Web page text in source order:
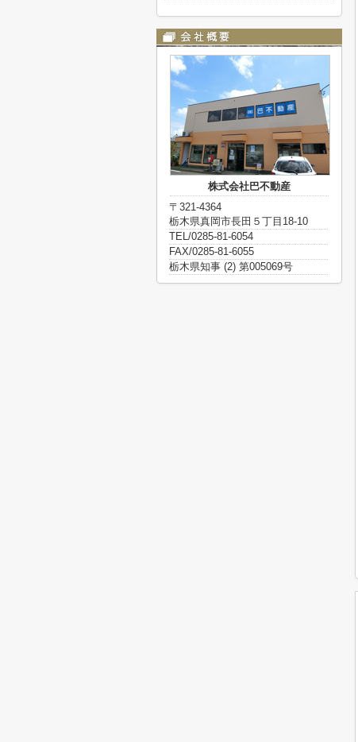
株式会社巴不動産
〒321-4364
栃木県真岡市長田５丁目18-10
TEL/0285-81-6054
FAX/0285-81-6055
栃木県知事 (2) 第005069号